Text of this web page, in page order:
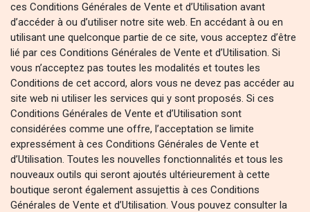
ces Conditions Générales de Vente et d’Utilisation avant
d’accéder à ou d’utiliser notre site web. En accédant à ou en
utilisant une quelconque partie de ce site, vous acceptez d’être
lié par ces Conditions Générales de Vente et d’Utilisation. Si
vous n’acceptez pas toutes les modalités et toutes les
Conditions de cet accord, alors vous ne devez pas accéder au
site web ni utiliser les services qui y sont proposés. Si ces
Conditions Générales de Vente et d’Utilisation sont
considérées comme une offre, l’acceptation se limite
expressément à ces Conditions Générales de Vente et
d’Utilisation. Toutes les nouvelles fonctionnalités et tous les
nouveaux outils qui seront ajoutés ultérieurement à cette
boutique seront également assujettis à ces Conditions
Générales de Vente et d’Utilisation. Vous pouvez consulter la